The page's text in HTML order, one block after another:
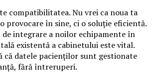
compatibilitatea. Nu vrei ca noua ta
provocare în sine, ci o soluție eficientă.
de integrare a noilor echipamente în
existentă a cabinetului este vital.
că datele pacienților sunt gestionate
fără întreruperi.